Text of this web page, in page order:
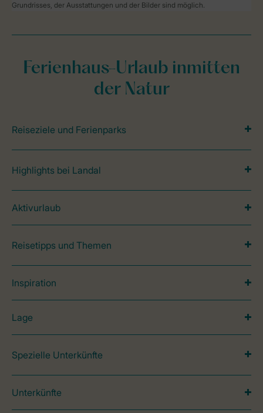
Grundrisses, der Ausstattungen und der Bilder sind möglich.
Ferienhaus-Urlaub inmitten
der Natur
Reiseziele und Ferienparks
Highlights bei Landal
Aktivurlaub
Reisetipps und Themen
Inspiration
Lage
Spezielle Unterkünfte
Unterkünfte